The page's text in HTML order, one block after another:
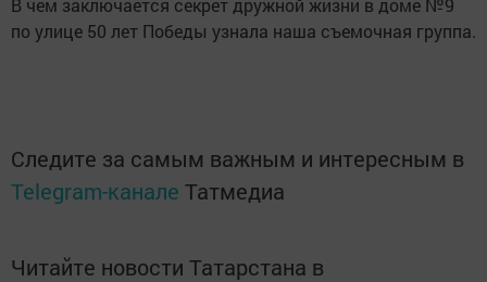
В чем заключается секрет дружной жизни в доме №9
по улице 50 лет Победы узнала наша съемочная группа.
Следите за самым важным и интересным в
Telegram-канале Татмедиа
Читайте новости Татарстана в